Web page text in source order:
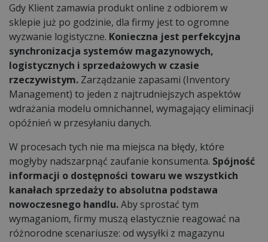
Gdy Klient zamawia produkt online z odbiorem w
sklepie już po godzinie, dla firmy jest to ogromne
wyzwanie logistyczne. Konieczna jest perfekcyjna
synchronizacja systemów magazynowych,
logistycznych i sprzedażowych w czasie
rzeczywistym. Zarządzanie zapasami (Inventory
Management) to jeden z najtrudniejszych aspektów
wdrażania modelu omnichannel, wymagający eliminacji
opóźnień w przesyłaniu danych.
W procesach tych nie ma miejsca na błędy, które
mogłyby nadszarpnąć zaufanie konsumenta. Spójność
informacji o dostępności towaru we wszystkich
kanałach sprzedaży to absolutna podstawa
nowoczesnego handlu.Aby sprostać tym
wymaganiom, firmy muszą elastycznie reagować na
różnorodne scenariusze: od wysyłki z magazynu